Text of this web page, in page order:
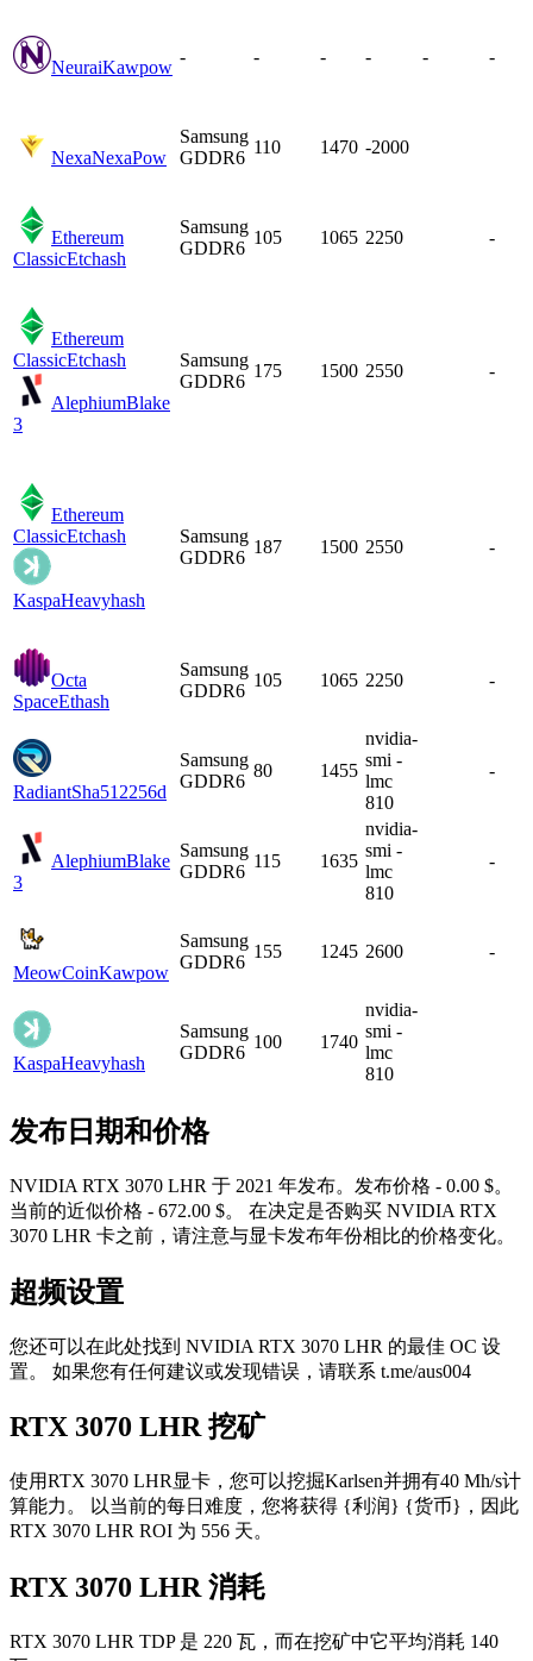
NeuraiKawpow
- - - - - -
NexaNexaPow
Samsung
GDDR6
110 1470 -2000
Ethereum
ClassicEtchash
Samsung
GDDR6
105 1065 2250 -
Ethereum
ClassicEtchash
AlephiumBlake
3
Samsung
GDDR6
175 1500 2550 -
Ethereum
ClassicEtchash
KaspaHeavyhash
Samsung
GDDR6
187 1500 2550 -
Octa
SpaceEthash
Samsung
GDDR6
105 1065 2250 -
RadiantSha512256d
Samsung
GDDR6
80 1455
nvidia-
smi -
lmc
810
-
AlephiumBlake
3
Samsung
GDDR6
115 1635
nvidia-
smi -
lmc
810
-
MeowCoinKawpow
Samsung
GDDR6
155 1245 2600 -
KaspaHeavyhash
Samsung
GDDR6
100 1740
nvidia-
smi -
lmc
810
发布日期和价格
NVIDIA RTX 3070 LHR 于 2021 年发布。发布价格 - 0.00 $。
当前的近似价格 - 672.00 $。 在决定是否购买 NVIDIA RTX
3070 LHR 卡之前，请注意与显卡发布年份相比的价格变化。
超频设置
您还可以在此处找到 NVIDIA RTX 3070 LHR 的最佳 OC 设
置。 如果您有任何建议或发现错误，请联系 t.me/aus004
RTX 3070 LHR 挖矿
使用RTX 3070 LHR显卡，您可以挖掘Karlsen并拥有40 Mh/s计
算能力。 以当前的每日难度，您将获得 {利润} {货币}，因此
RTX 3070 LHR ROI 为 556 天。
RTX 3070 LHR 消耗
RTX 3070 LHR TDP 是 220 瓦，而在挖矿中它平均消耗 140